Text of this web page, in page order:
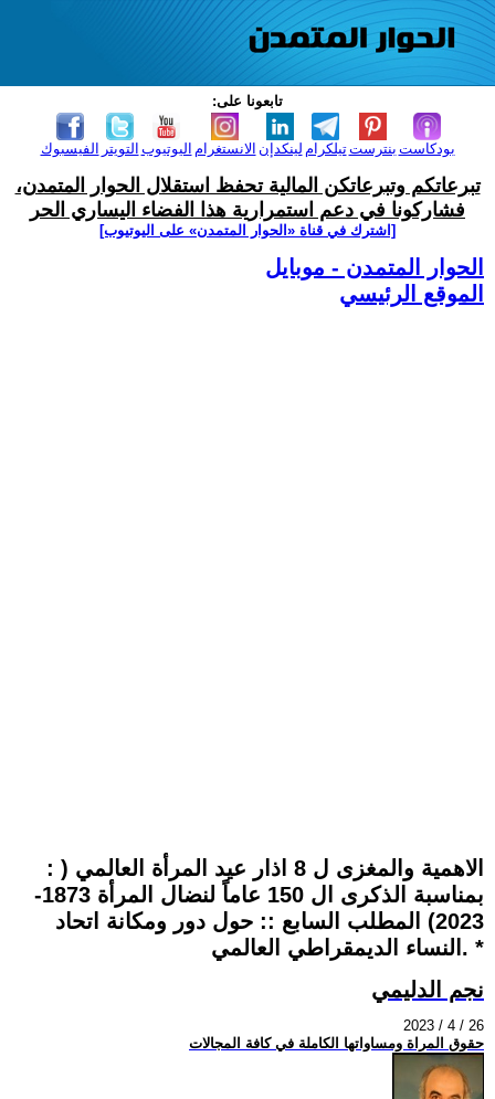
تابعونا على:
الفيسبوك التويتر اليوتيوب الانستغرام لينكدإن تيلكرامبنترست بودكاست
تبرعاتكم وتبرعاتكن المالية تحفظ استقلال الحوار المتمدن،
فشاركونا في دعم استمرارية هذا الفضاء اليساري الحر
[اشترك في قناة ‫«الحوار المتمدن» على اليوتيوب]
الحوار المتمدن - موبايل
الموقع الرئيسي
: الاهمية والمغزى ل 8 اذار عيد المرأة العالمي (
بمناسبة الذكرى ال 150 عاماً لنضال المرأة 1873-
2023) المطلب السابع :: حول دور ومكانة اتحاد
النساء الديمقراطي العالمي. *
نجم الدليمي
2023 / 4 / 26
حقوق المراة ومساواتها الكاملة في كافة المجالات